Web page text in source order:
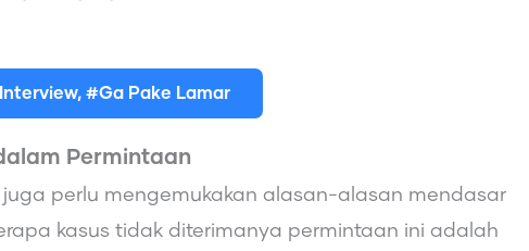
#Ga Pake Lamar
Permintaan
perlu mengemukakan alasan-alasan mendasar
kasus tidak diterimanya permintaan ini adalah